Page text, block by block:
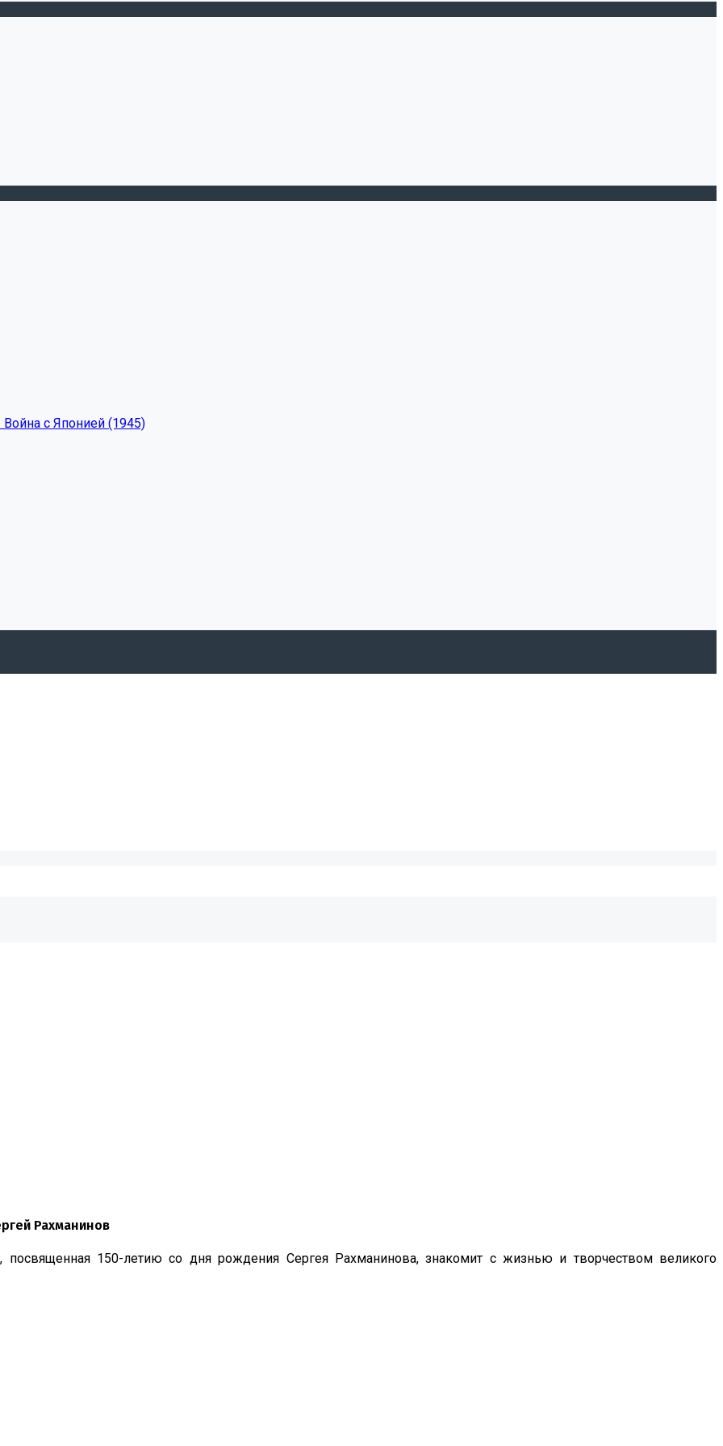
Война с Японией (1945)
Рахманинов
посвященная 150-летию со дня рождения Сергея Рахманинова, знакомит с жизнью и творчеством великого